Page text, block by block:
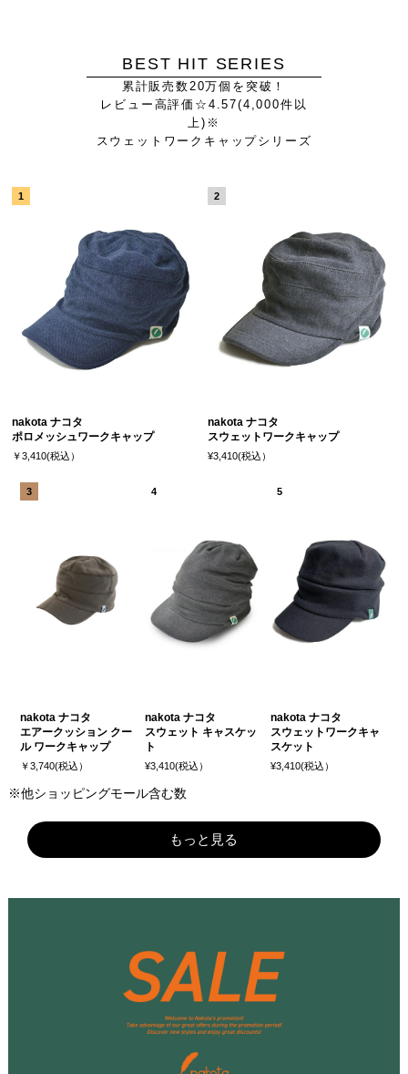
BEST HIT SERIES
累計販売数20万個を突破！
レビュー高評価☆4.57(4,000件以
上)※
スウェットワークキャップシリーズ
nakota ナコタ
ポロメッシュワークキャップ
￥3,410(税込）
nakota ナコタ
スウェットワークキャップ
¥3,410(税込）
nakota ナコタ
エアークッション クー
ル ワークキャップ
￥3,740(税込）
nakota ナコタ
スウェット キャスケッ
ト
¥3,410(税込）
nakota ナコタ
スウェットワークキャ
スケット
¥3,410(税込）
※他ショッピングモール含む数
もっと見る